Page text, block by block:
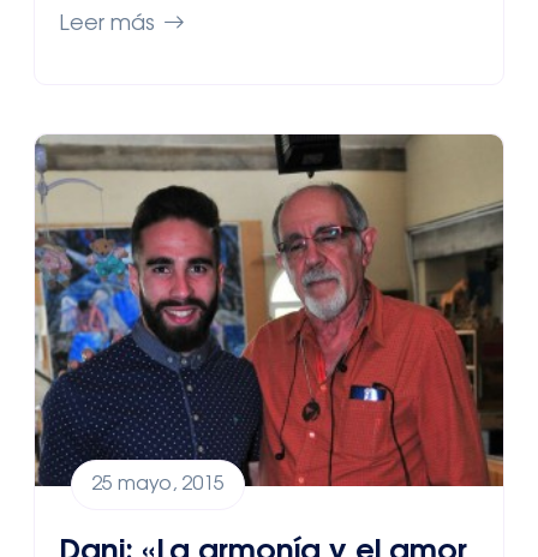
Leer más
25 mayo, 2015